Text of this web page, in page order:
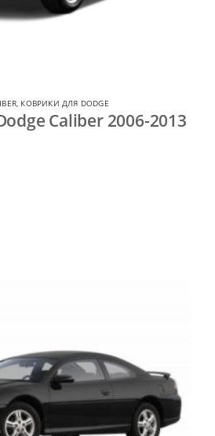
, КОВРИКИ ДЛЯ DODGE
Caliber 2006-2013